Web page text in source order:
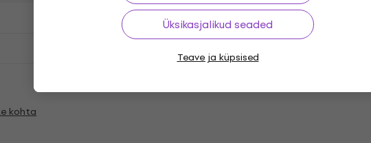
Üksikasjalikud seaded
Teave ja küpsised
Genre
kohta